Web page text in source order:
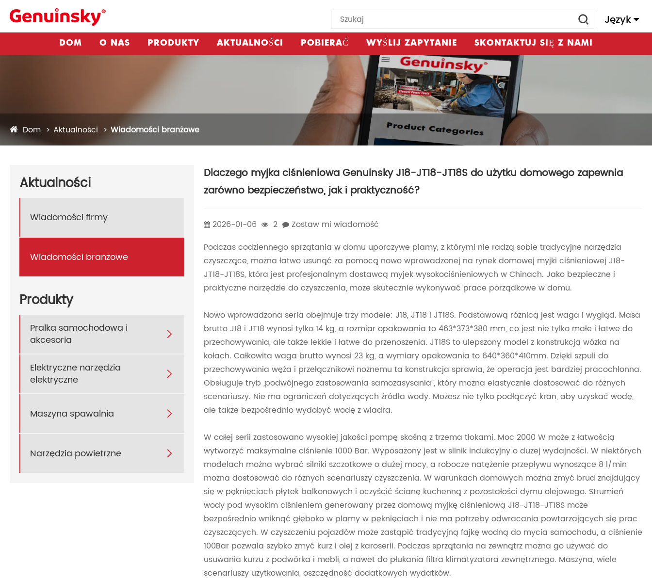
Język
DOM O NAS PRODUKTY AKTUALNOŚCI POBIERAĆ WYŚLIJ ZAPYTANIE SKONTAKTUJ SIĘ Z NAMI
Dom Aktualności Wiadomości branżowe
Aktualności
Wiadomości firmy
Wiadomości branżowe
Produkty
Pralka samochodowa i
akcesoria

Elektryczne narzędzia
elektryczne

Maszyna spawalnia 
Narzędzia powietrzne 
Dlaczego myjka ciśnieniowa Genuinsky J18-JT18-JT18S do użytku domowego zapewnia
zarówno bezpieczeństwo, jak i praktyczność?
2026-01-06 2
Zostaw mi wiadomość
Podczas codziennego sprzątania w domu uporczywe plamy, z którymi nie radzą sobie tradycyjne narzędzia
czyszczące, można łatwo usunąć za pomocą nowo wprowadzonej na rynek domowej myjki ciśnieniowej J18-
JT18-JT18S, która jest profesjonalnym dostawcą myjek wysokociśnieniowych w Chinach. Jako bezpieczne i
praktyczne narzędzie do czyszczenia, może skutecznie wykonywać prace porządkowe w domu.
Nowo wprowadzona seria obejmuje trzy modele: J18, JT18 i JT18S. Podstawową różnicą jest waga i wygląd. Masa
brutto J18 i JT18 wynosi tylko 14 kg, a rozmiar opakowania to 463*373*380 mm, co jest nie tylko małe i łatwe do
przechowywania, ale także lekkie i łatwe do przenoszenia. JT18S to ulepszony model z konstrukcją wózka na
kołach. Całkowita waga brutto wynosi 23 kg, a wymiary opakowania to 640*360*410mm. Dzięki szpuli do
przechowywania węża i przełącznikowi nożnemu ta konstrukcja sprawia, że ​​operacja jest bardziej pracochłonna.
Obsługuje tryb „podwójnego zastosowania samozasysania”, który można elastycznie dostosować do różnych
scenariuszy. Nie ma ograniczeń dotyczących źródła wody. Możesz nie tylko podłączyć kran, aby uzyskać wodę,
ale także bezpośrednio wydobyć wodę z wiadra.
W całej serii zastosowano wysokiej jakości pompę skośną z trzema tłokami. Moc 2000 W może z łatwością
wytworzyć maksymalne ciśnienie 1000 Bar. Wyposażony jest w silnik indukcyjny o dużej wydajności. W niektórych
modelach można wybrać silniki szczotkowe o dużej mocy, a robocze natężenie przepływu wynoszące 8 l/min
można dostosować do różnych scenariuszy czyszczenia. W warunkach domowych można zmyć brud znajdujący
się w pęknięciach płytek balkonowych i oczyścić ścianę kuchenną z pozostałości dymu olejowego. Strumień
wody pod wysokim ciśnieniem generowany przez domową myjkę ciśnieniową J18-JT18-JT18S może
bezpośrednio wniknąć głęboko w plamy w pęknięciach i nie ma potrzeby odwracania powtarzających się prac
czyszczących. W czyszczeniu pojazdów może zastąpić tradycyjną fajkę wodną do mycia samochodu, a ciśnienie
100Bar pozwala szybko zmyć kurz i olej z karoserii. Podczas sprzątania na zewnątrz można go używać do
usuwania kurzu z podwórka i mebli, a nawet do płukania filtra klimatyzatora zewnętrznego. Maszyna, wiele
scenariuszy użytkowania, oszczędność dodatkowych wydatków.